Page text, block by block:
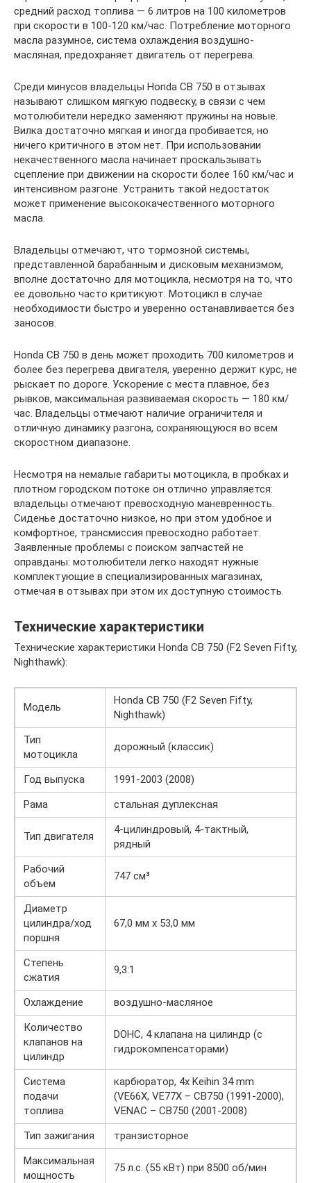
средний расход топлива — 6 литров на 100 километров
при скорости в 100-120 км/час. Потребление моторного
масла разумное, система охлаждения воздушно-
масляная, предохраняет двигатель от перегрева.
Среди минусов владельцы Honda CB 750 в отзывах
называют слишком мягкую подвеску, в связи с чем
мотолюбители нередко заменяют пружины на новые.
Вилка достаточно мягкая и иногда пробивается, но
ничего критичного в этом нет. При использовании
некачественного масла начинает проскальзывать
сцепление при движении на скорости более 160 км/час и
интенсивном разгоне. Устранить такой недостаток
может применение высококачественного моторного
масла.
Владельцы отмечают, что тормозной системы,
представленной барабанным и дисковым механизмом,
вполне достаточно для мотоцикла, несмотря на то, что
ее довольно часто критикуют. Мотоцикл в случае
необходимости быстро и уверенно останавливается без
заносов.
Honda CB 750 в день может проходить 700 километров и
более без перегрева двигателя, уверенно держит курс, не
рыскает по дороге. Ускорение с места плавное, без
рывков, максимальная развиваемая скорость — 180 км/
час. Владельцы отмечают наличие ограничителя и
отличную динамику разгона, сохраняющуюся во всем
скоростном диапазоне.
Несмотря на немалые габариты мотоцикла, в пробках и
плотном городском потоке он отлично управляется:
владельцы отмечают превосходную маневренность.
Сиденье достаточно низкое, но при этом удобное и
комфортное, трансмиссия превосходно работает.
Заявленные проблемы с поиском запчастей не
оправданы: мотолюбители легко находят нужные
комплектующие в специализированных магазинах,
отмечая в отзывах при этом их доступную стоимость.
Технические характеристики
Технические характеристики Honda CB 750 (F2 Seven Fifty,
Nighthawk):
Модель
Honda CB 750 (F2 Seven Fifty,
Nighthawk)
Тип
мотоцикла
дорожный (классик)
Год выпуска
1991-2003 (2008)
Рама
стальная дуплексная
Тип двигателя
4-цилиндровый, 4-тактный,
рядный
Рабочий
объем
747 см³
Диаметр
цилиндра/ход
поршня
67,0 мм х 53,0 мм
Степень
сжатия
9,3:1
Охлаждение
воздушно-масляное
Количество
клапанов на
цилиндр
DOHC, 4 клапана на цилиндр (с
гидрокомпенсаторами)
Система
подачи
топлива
карбюратор, 4x Keihin 34 mm
(VE66X, VE77X – CB750 (1991-2000),
VENAC – CB750 (2001-2008)
Тип зажигания
транзисторное
Максимальная
мощность
75 л.с. (55 кВт) при 8500 об/мин